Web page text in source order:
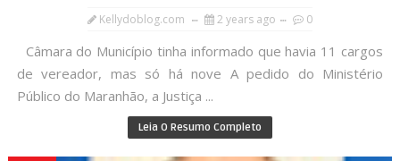
Kellydoblog.com 2 years ago 0
Câmara do Município tinha informado que havia 11 cargos
de vereador, mas só há nove A pedido do Ministério
Público do Maranhão, a Justiça ...
Leia O Resumo Completo